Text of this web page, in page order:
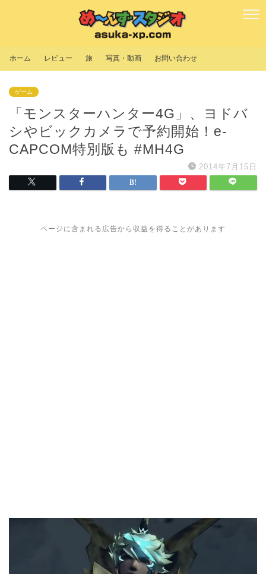
ホーム レビュー 旅 写真・動画 お問い合わせ
ゲーム
「モンスターハンター4G」、ヨドバ
シやビックカメラで予約開始！e-
CAPCOM特別版も #MH4G
2014年7月15日
ページに含まれる広告から収益を得ることがあります